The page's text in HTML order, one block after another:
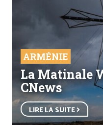
ARMÉNIE
La Matinale
CNews
LIRE LA SUITE